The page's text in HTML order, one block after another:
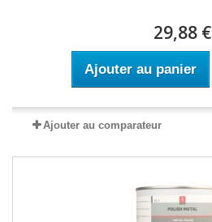
29,88 €
Ajouter au panier
Ajouter au comparateur